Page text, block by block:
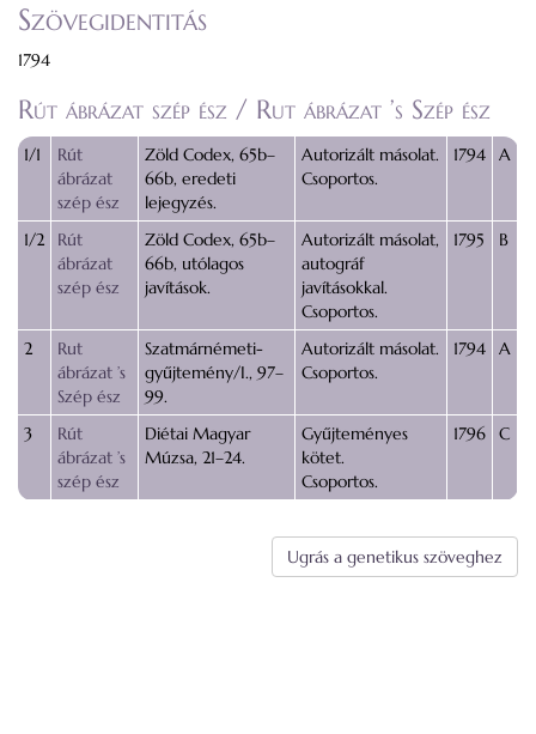
Szövegidentitás
1794
Rút ábrázat szép ész / Rut ábrázat ’s Szép ész
1/1
Rút
ábrázat
szép ész
Zöld Codex, 65b–
66b, eredeti
lejegyzés.
Autorizált másolat.
Csoportos.
1794 A
1/2
Rút
ábrázat
szép ész
Zöld Codex, 65b–
66b, utólagos
javítások.
Autorizált másolat,
autográf
javításokkal.
Csoportos.
1795 B
2
Rut
ábrázat ’s
Szép ész
Szatmárnémeti-
gyűjtemény/I., 97–
99.
Autorizált másolat.
Csoportos.
1794 A
3
Rút
ábrázat ’s
szép ész
Diétai Magyar
Múzsa, 21–24.
Gyűjteményes
kötet.
Csoportos.
1796 C
Ugrás a genetikus szöveghez